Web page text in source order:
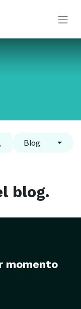
Blog
blog.
momento